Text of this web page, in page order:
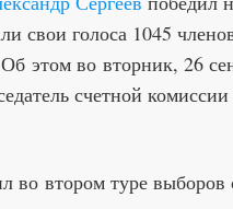
свои голоса 1045
этом во вторник, 26
счетной
во втором туре